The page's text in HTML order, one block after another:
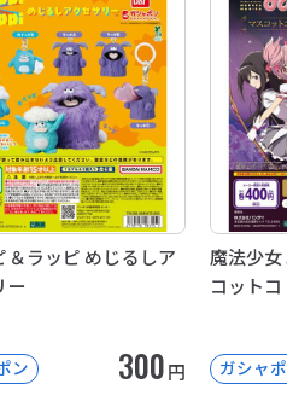
＆ラッピ めじるしア
ー
ン 300円
魔法少
コット
ガシャ